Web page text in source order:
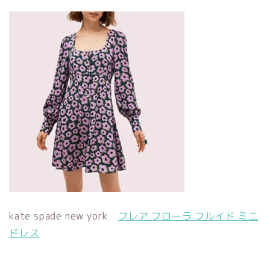
kate spade new york フレア フローラ フルイド ミニ
ドレス